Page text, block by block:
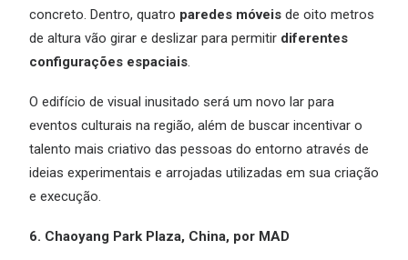
concreto. Dentro, quatro paredes móveis de oito metros
de altura vão girar e deslizar para permitir diferentes
configurações espaciais.
O edifício de visual inusitado será um novo lar para
eventos culturais na região, além de buscar incentivar o
talento mais criativo das pessoas do entorno através de
ideias experimentais e arrojadas utilizadas em sua criação
e execução.
6. Chaoyang Park Plaza, China, por MAD